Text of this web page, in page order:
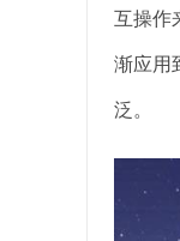
互操作
渐应用
泛。